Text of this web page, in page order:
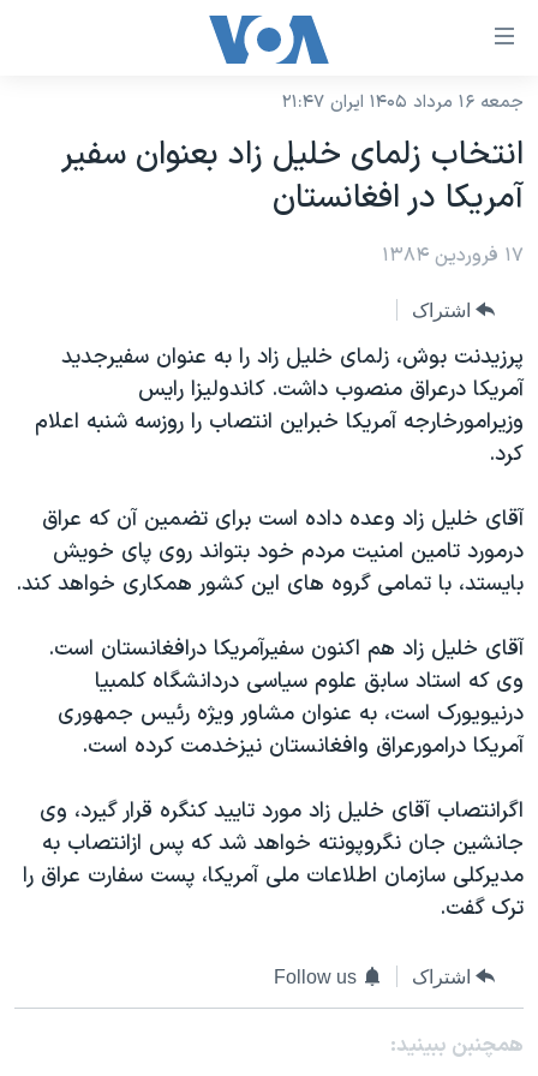
لینکهای
دسترسی
جهش
به
محتوای
اصلی
جهش
اصلی
جهش
به
جستجو
نسخه سبک وب‌سایت
موضوع ها
ایران
آمریکا
ورزشی
گزیده‌ها
ویدیوها
فرهنگ و زندگی
اقتصادی
علم و فناوری
اسرائیل در جنگ
آرشیو پخش زنده
برنامه های تلویزیونی
جدول برنامه ها
صفحه‌های ویژه
جام جهانی ۲۰۲۶
عملیات خشم حماسی
بایگانی برنامه‌های تلویزیونی
مستندها
حمله جمهوری اسلامی به اسرائیل
رمز مهسا
ورزش زنان در ایران
مجموعه مستندهای دادخواهی
تریبونال مردمی آبان ۹۸
دادگاه حمید نوری
قانون شفافیت دارائی کادر رهبری ایران
اعتراضات مردمی آبان ۹۸
فرکانس‌های صدای آمریکا
پخش رادیویی
دنبال کنید
زبانهای مختلف
جمعه ۱۶ مرداد ۱۴۰۵ ایران ۲۱:۴۷
انتخاب زلمای خليل زاد بعنوان سفير
آمريکا در افغانستان
۱۷ فروردین ۱۳۸۴
اشتراک
پرزيدنت بوش، زلمای خليل زاد را به عنوان سفيرجديد
آمريکا درعراق منصوب داشت. کاندوليزا رايس
وزيرامورخارجه آمريکا خبراين انتصاب را روزسه شنبه اعلام
کرد.
آقای خليل زاد وعده داده است برای تضمين آن که عراق
درمورد تامين امنيت مردم خود بتواند روی پای خويش
بايستد، با تمامی گروه های اين کشور همکاری خواهد کند.
آقای خليل زاد هم اکنون سفيرآمريکا درافغانستان است.
وی که استاد سابق علوم سياسی دردانشگاه کلمبيا
درنيويورک است، به عنوان مشاور ويژه رئيس جمهوری
آمريکا درامورعراق وافغانستان نيزخدمت کرده است.
اگرانتصاب آقای خليل زاد مورد تاييد کنگره قرار گيرد، وی
جانشين جان نگروپونته خواهد شد که پس ازانتصاب به
مديرکلی سازمان اطلاعات ملی آمريکا، پست سفارت عراق را
ترک گفت.
اشتراک Follow us
همچنبن ببینید: